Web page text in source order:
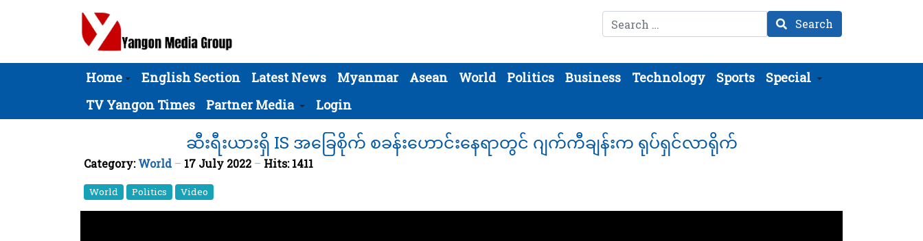
Search Search
Home English Section Latest News Myanmar Asean World Politics Business Technology Sports
Special
TV Yangon Times
Partner Media Login
ဆီးရီးယားရှိ IS အခြေစိုက် စခန်းဟောင်းနေရာတွင် ဂျက်ကီချန်းက ရုပ်ရှင်လာရိုက်
Category:World 17 July 2022 Hits: 1411
World Politics Video